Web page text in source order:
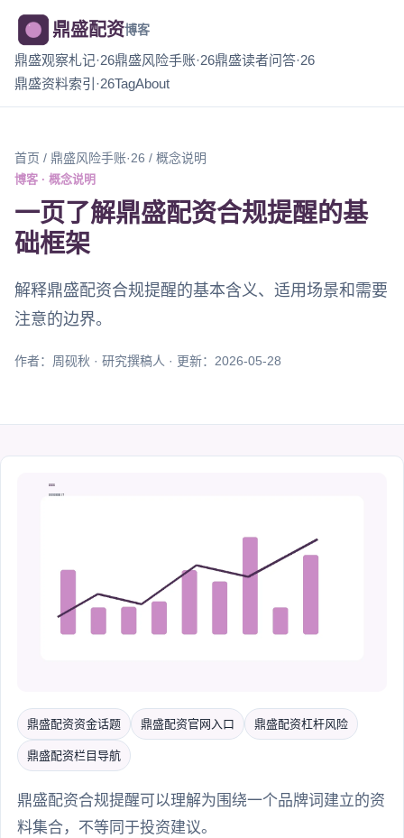
鼎盛配资博客
鼎盛观察札记·26鼎盛风险手账·26鼎盛读者问答·26
鼎盛资料索引·26TagAbout
首页 / 鼎盛风险手账·26 / 概念说明
博客 · 概念说明
一页了解鼎盛配资合规提醒的基
础框架
解释鼎盛配资合规提醒的基本含义、适用场景和需要
注意的边界。
作者：周砚秋 · 研究撰稿人 · 更新：2026-05-28
鼎盛配资资金话题 鼎盛配资官网入口 鼎盛配资杠杆风险
鼎盛配资栏目导航
鼎盛配资合规提醒可以理解为围绕一个品牌词建立的资
料集合，不等同于投资建议。